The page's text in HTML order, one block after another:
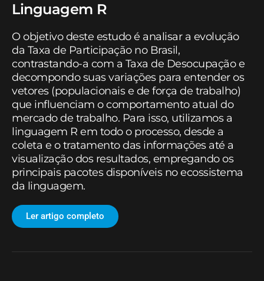
Linguagem R
O objetivo deste estudo é analisar a evolução
da Taxa de Participação no Brasil,
contrastando-a com a Taxa de Desocupação e
decompondo suas variações para entender os
vetores (populacionais e de força de trabalho)
que influenciam o comportamento atual do
mercado de trabalho. Para isso, utilizamos a
linguagem R em todo o processo, desde a
coleta e o tratamento das informações até a
visualização dos resultados, empregando os
principais pacotes disponíveis no ecossistema
da linguagem.
Ler artigo completo